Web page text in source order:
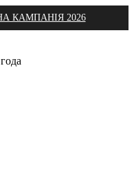
КАМПАНІЯ 2026